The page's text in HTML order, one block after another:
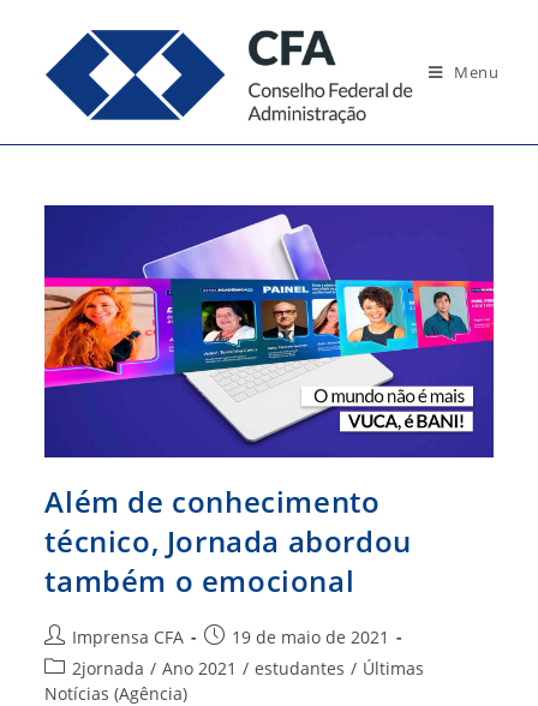
conteúdo
Menu
Além de conhecimento
técnico, Jornada abordou
também o emocional
Autor
do
post:
Imprensa CFA
Post
publicado:
19 de maio de 2021
Categoria
do
2jornada / Ano 2021 / estudantes / Últimas
Notícias (Agência)